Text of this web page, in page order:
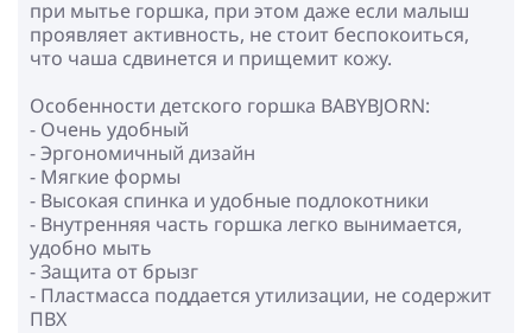
при мытье горшка, при этом даже если малыш
проявляет активность, не стоит беспокоиться,
что чаша сдвинется и прищемит кожу.
Особенности детского горшка BABYBJORN:
- Очень удобный
- Эргономичный дизайн
- Мягкие формы
- Высокая спинка и удобные подлокотники
- Внутренняя часть горшка легко вынимается,
удобно мыть
- Защита от брызг
- Пластмасса поддается утилизации, не содержит
ПВХ